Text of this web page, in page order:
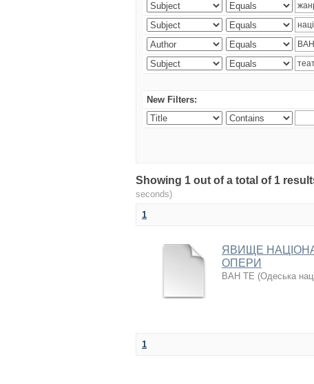
New Filters:
Showing 1 out of a total of 1
seconds)
1
ЯВИЩЕ
ОПЕРИ
ВАН ТЕ (Одеська
1